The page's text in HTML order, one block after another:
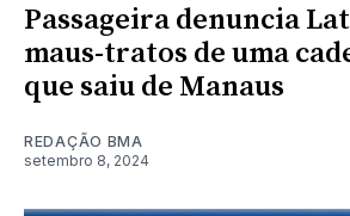
Passageira denuncia
maus-tratos de uma
que saiu de Manaus
REDAÇÃO BMA
setembro 8, 2024